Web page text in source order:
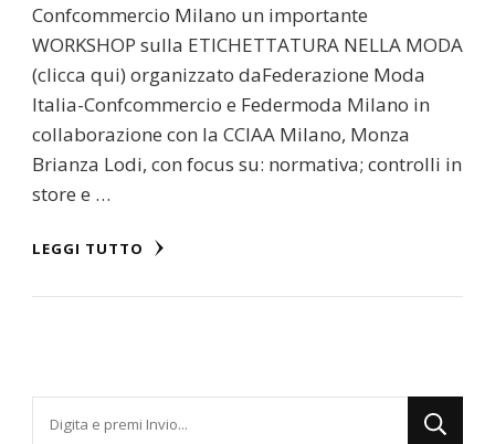
Confcommercio Milano un importante
WORKSHOP sulla ETICHETTATURA NELLA MODA
(clicca qui) organizzato daFederazione Moda
Italia-Confcommercio e Federmoda Milano in
collaborazione con la CCIAA Milano, Monza
Brianza Lodi, con focus su: normativa; controlli in
store e …
LEGGI TUTTO